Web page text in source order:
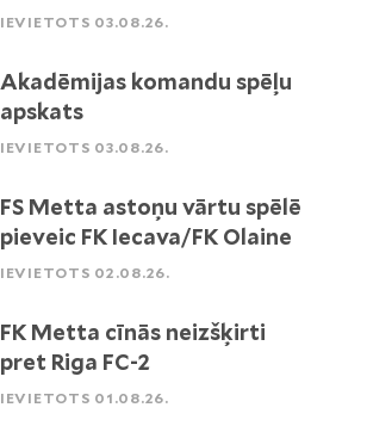
IEVIETOTS 03.08.26.
Akadēmijas komandu spēļu
apskats
IEVIETOTS 03.08.26.
FS Metta astoņu vārtu spēlē
pieveic FK Iecava/FK Olaine
IEVIETOTS 02.08.26.
FK Metta cīnās neizšķirti
pret Riga FC-2
IEVIETOTS 01.08.26.